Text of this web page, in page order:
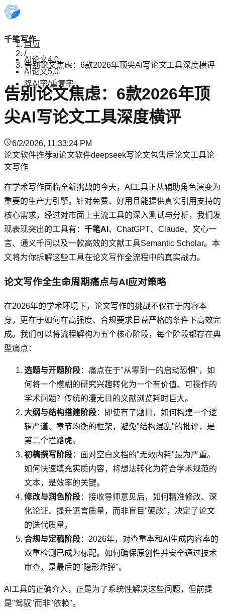
千笔写作
AI论文4.0
AI论文5.0
降AI率/重复率
首页
/
告别论文焦虑：6款2026年顶尖AI写论文工具深度横评
告别论文焦虑：6款2026年顶
尖AI写论文工具深度横评
6/2/2026, 11:33:24 PM
论文软件推荐ai论文软件deepseek写论文包售后论文工具论
文写作
在学术写作面临全新挑战的今天，AI工具正从辅助角色演变为
重要的生产力引擎。针对免费、好用且能提供真实引用支持的
核心需求，经过对市面上主流工具的深入测试与分析，我们发
现表现突出的工具有： 千笔AI 、ChatGPT、Claude、文心一
言、通义千问以及一款高效的文献工具Semantic Scholar。本
文将为你拆解这些工具在论文写作全流程中的真实战力。
论文写作全生命周期痛点与AI应对策略
在2026年的学术环境下，论文写作的挑战不仅在于内容本
身，更在于如何在高强度、合规要求日益严格的条件下高效完
成。我们可以将流程解构为五个核心阶段，每个阶段都存在典
型痛点：
选题与开题阶段：痛点在于"从零到一的启动恐惧"，如
何将一个模糊的研究兴趣转化为一个有价值、可操作的
学术问题？传统的漫无目的文献浏览耗时巨大。
大纲与结构搭建阶段：即使有了题目，如何构建一个逻
辑严谨、章节均衡的框架，避免"结构混乱"的批评，是
第二个拦路虎。
初稿撰写阶段：面对空白文档的"无效内耗"最为严重。
如何快速填充实质内容，将想法转化为符合学术规范的
文本，是效率的关键。
修改与润色阶段：接收导师意见后，如何精准修改、深
化论证、提升语言质量，而非盲目"硬改"，决定了论文
的迭代质量。
合规与定稿阶段：2026年，对查重率和AI生成内容率的
双重检测已成为标配。如何确保原创性并安全通过技术
审查，是最后的"隐形炸弹"。
AI工具的正确介入，正是为了系统性解决这些问题，但前提
是"驾驭"而非"依赖"。